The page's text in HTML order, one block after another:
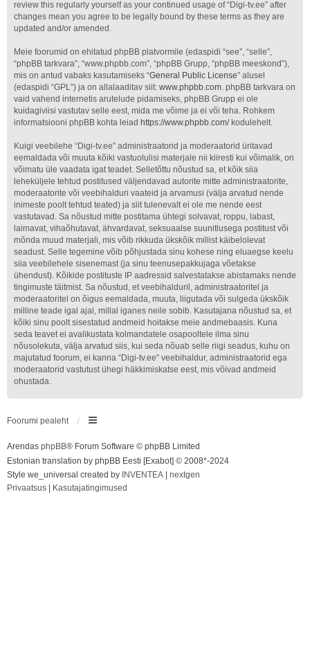
review this regularly yourself as your continued usage of “Digi-tv.ee” after
changes mean you agree to be legally bound by these terms as they are
updated and/or amended.
Meie foorumid on ehitatud phpBB platvormile (edaspidi “see”, “selle”,
“phpBB tarkvara”, “www.phpbb.com”, “phpBB Grupp, “phpBB meeskond”),
mis on antud vabaks kasutamiseks “General Public License” alusel
(edaspidi “GPL”) ja on allalaaditav siit: www.phpbb.com. phpBB tarkvara on
vaid vahend internetis arutelude pidamiseks, phpBB Grupp ei ole
kuidagiviisi vastutav selle eest, mida me võime ja ei või teha. Rohkem
informatsiooni phpBB kohta leiad https://www.phpbb.com/kodulehelt.
Kuigi veebilehe “Digi-tv.ee” administraatorid ja moderaatorid üritavad
eemaldada või muuta kõiki vastuolulisi materjale nii kiiresti kui võimalik, on
võimatu üle vaadata igat teadet. Selletõttu nõustud sa, et kõik siia
leheküljele tehtud postitused väljendavad autorite mitte administraatorite,
moderaatorite või veebihalduri vaateid ja arvamusi (välja arvatud nende
inimeste poolt tehtud teated) ja siit tulenevalt ei ole me nende eest
vastutavad. Sa nõustud mitte postitama ühtegi solvavat, roppu, labast,
laimavat, vihaõhutavat, ähvardavat, seksuaalse suunitlusega postitust või
mõnda muud materjali, mis võib rikkuda ükskõik millist käibelolevat
seadust. Selle tegemine võib põhjustada sinu kohese ning eluaegse keelu
siia veebilehele sisenemast (ja sinu teenusepakkujaga võetakse
ühendust). Kõikide postituste IP aadressid salvestatakse abistamaks nende
tingimuste täitmist. Sa nõustud, et veebihalduril, administraatoritel ja
moderaatoritel on õigus eemaldada, muuta, liigutada või sulgeda ükskõik
milline teade igal ajal, millal iganes neile sobib. Kasutajana nõustud sa, et
kõiki sinu poolt sisestatud andmeid hoitakse meie andmebaasis. Kuna
seda teavet ei avalikustata kolmandatele osapooltele ilma sinu
nõusolekuta, välja arvatud siis, kui seda nõuab selle riigi seadus, kuhu on
majutatud foorum, ei kanna “Digi-tv.ee” veebihaldur, administraatorid ega
moderaatorid vastutust ühegi häkkimiskatse eest, mis võivad andmeid
ohustada.
Foorumi pealeht
Arendas phpBB® Forum Software © phpBB Limited
Estonian translation by phpBB Eesti [Exabot] © 2008*-2024
Style we_universal created by INVENTEA
nextgen
Privaatsus
Kasutajatingimused